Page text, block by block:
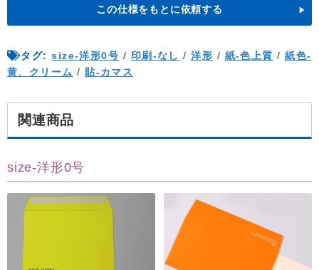
この仕様をもとに依頼する
タグ:size-洋形0号 / 印刷-なし /洋形 / 紙-色上質 /紙色-
黄、クリーム / 貼-カマス
関連商品
size-洋形0号